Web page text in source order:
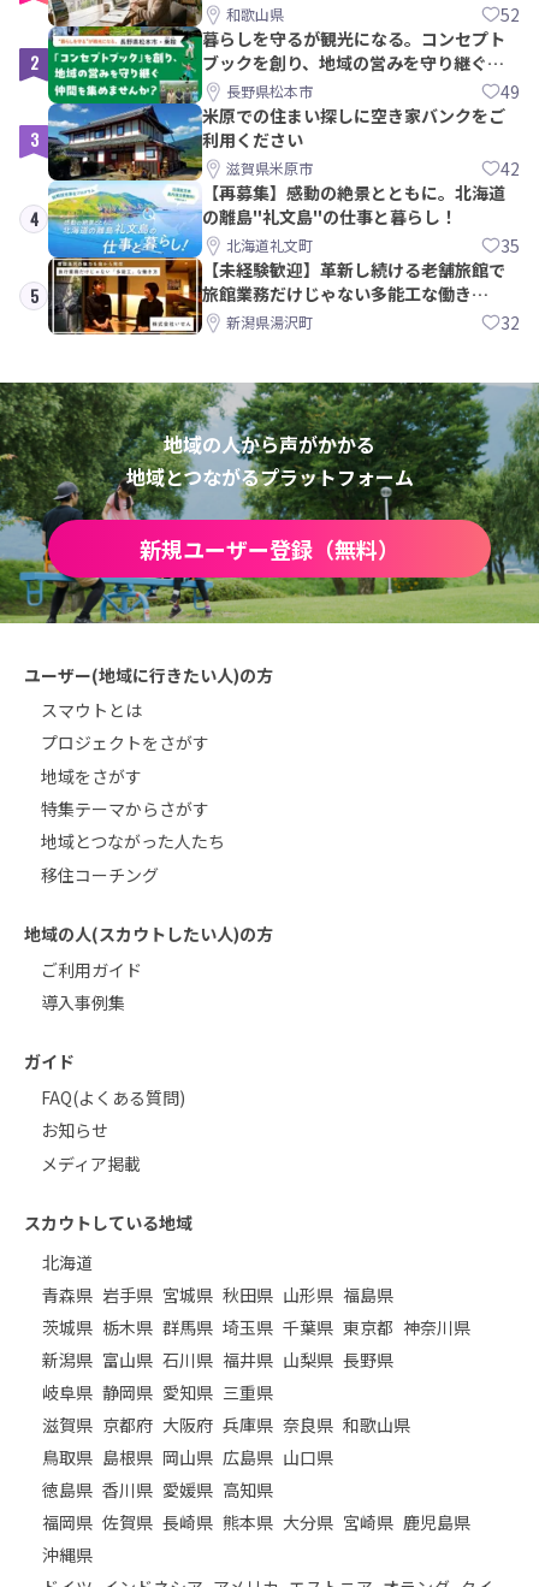
和歌山県 52
2
暮らしを守るが観光になる。コンセプト
ブックを創り、地域の営みを守り継ぐ仲
間を集めませんか？
長野県松本市 49
3
米原での住まい探しに空き家バンクをご
利用ください
滋賀県米原市 42
4
【再募集】感動の絶景とともに。北海道
の離島"礼文島"の仕事と暮らし！
北海道礼文町 35
5
【未経験歓迎】革新し続ける老舗旅館で
旅館業務だけじゃない多能工な働き
方。 株式会社いせん
新潟県湯沢町 32
地域の人から声がかかる
地域とつながるプラットフォーム
新規ユーザー登録（無料）
ユーザー(地域に行きたい人)の方
スマウトとは
プロジェクトをさがす
地域をさがす
特集テーマからさがす
地域とつながった人たち
移住コーチング
地域の人(スカウトしたい人)の方
ご利用ガイド
導入事例集
ガイド
FAQ(よくある質問)
お知らせ
メディア掲載
スカウトしている地域
北海道
青森県 岩手県 宮城県 秋田県 山形県 福島県
茨城県 栃木県 群馬県 埼玉県 千葉県 東京都 神奈川県
新潟県 富山県 石川県 福井県 山梨県 長野県
岐阜県 静岡県 愛知県 三重県
滋賀県 京都府 大阪府 兵庫県 奈良県 和歌山県
鳥取県 島根県 岡山県 広島県 山口県
徳島県 香川県 愛媛県 高知県
福岡県 佐賀県 長崎県 熊本県 大分県 宮崎県 鹿児島県
沖縄県